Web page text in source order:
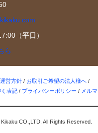
（平日）
ら
営方針 / お取引ご希望の法人様へ /
表記 / プライバシーポリシー / メル
CO.,LTD. All Rights Reserved.